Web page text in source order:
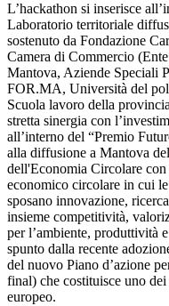
L’hackathon si inserisce
Laboratorio territoriale
sostenuto da Fondazione
Camera di Commercio
Mantova, Aziende Speciali
FOR.MA, Università del
Scuola lavoro della
stretta sinergia con
all’interno del “Premio
alla diffusione a Mantova
dell'Economia Circolare
economico circolare in cui
sposano innovazione,
insieme competitività,
per l’ambiente, produttività
spunto dalla recente
del nuovo Piano d’azione
final) che costituisce uno
europeo.